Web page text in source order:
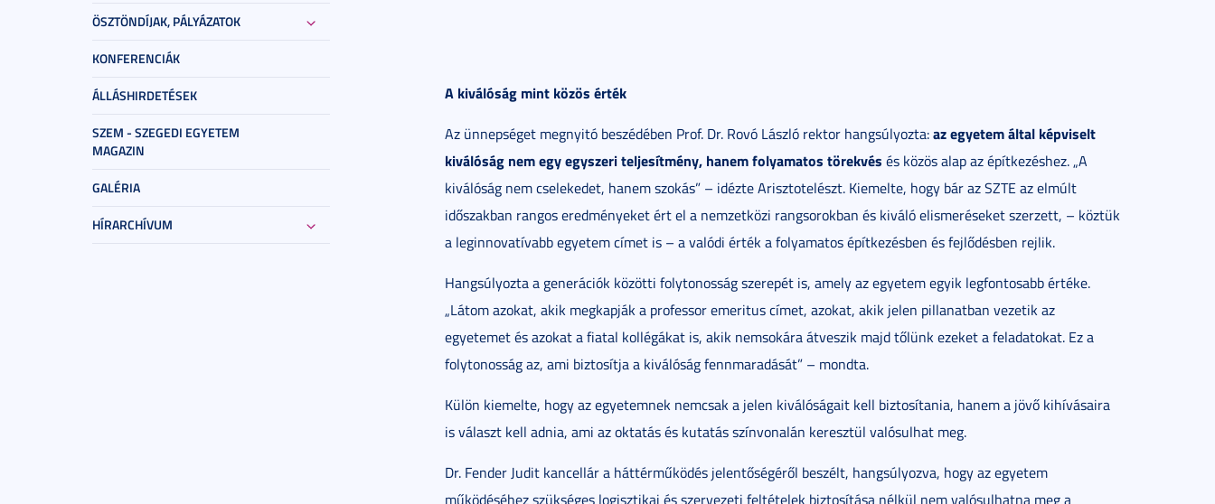
ÖSZTÖNDÍJAK, PÁLYÁZATOK
KONFERENCIÁK
ÁLLÁSHIRDETÉSEK
SZEM - SZEGEDI EGYETEM
MAGAZIN
GALÉRIA
HÍRARCHÍVUM
A kiválóság mint közös érték
Az ünnepséget megnyitó beszédében Prof. Dr. Rovó László rektor hangsúlyozta:az egyetem által képviselt
kiválóság nem egy egyszeri teljesítmény, hanem folyamatos törekvés és közös alap az építkezéshez. „A
kiválóság nem cselekedet, hanem szokás” – idézte Arisztotelészt. Kiemelte, hogy bár az SZTE az elmúlt
időszakban rangos eredményeket ért el a nemzetközi rangsorokban és kiváló elismeréseket szerzett, – köztük
a leginnovatívabb egyetem címet is – a valódi érték a folyamatos építkezésben és fejlődésben rejlik.
Hangsúlyozta a generációk közötti folytonosság szerepét is, amely az egyetem egyik legfontosabb értéke.
„Látom azokat, akik megkapják a professor emeritus címet, azokat, akik jelen pillanatban vezetik az
egyetemet és azokat a fiatal kollégákat is, akik nemsokára átveszik majd tőlünk ezeket a feladatokat. Ez a
folytonosság az, ami biztosítja a kiválóság fennmaradását” – mondta.
Külön kiemelte, hogy az egyetemnek nemcsak a jelen kiválóságait kell biztosítania, hanem a jövő kihívásaira
is választ kell adnia, ami az oktatás és kutatás színvonalán keresztül valósulhat meg.
Dr. Fender Judit kancellár a háttérműködés jelentőségéről beszélt, hangsúlyozva, hogy az egyetem
működéséhez szükséges logisztikai és szervezeti feltételek biztosítása nélkül nem valósulhatna meg a